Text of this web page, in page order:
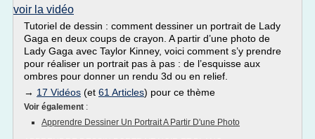
voir la vidéo
Tutoriel de dessin : comment dessiner un portrait de Lady
Gaga en deux coups de crayon. A partir d’une photo de
Lady Gaga avec Taylor Kinney, voici comment s’y prendre
pour réaliser un portrait pas à pas : de l’esquisse aux
ombres pour donner un rendu 3d ou en relief.
→ 17 Vidéos (et 61 Articles) pour ce thème
Voir également :
Apprendre Dessiner Un Portrait A Partir D'une Photo